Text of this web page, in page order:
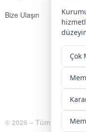
Bize Ulaşın
Yenice Mah.
0 386 213 11
0 544 213
© 2026 – Tüm Hakları
Çok